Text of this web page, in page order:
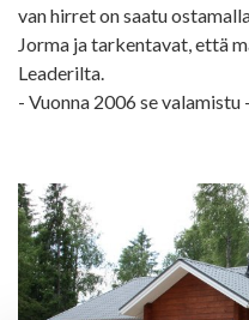
van hirret on saatu
Jorma ja tarkentavat, että
Leaderilta.
- Vuonna 2006 se